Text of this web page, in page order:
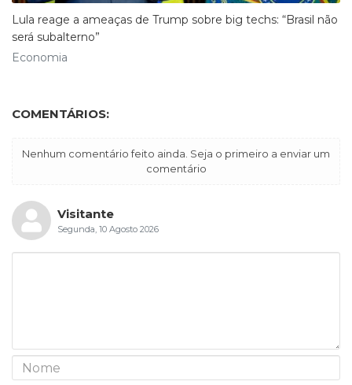
Lula reage a ameaças de Trump sobre big techs: “Brasil não
será subalterno”
Economia
COMENTÁRIOS:
Nenhum comentário feito ainda. Seja o primeiro a enviar um
comentário
Visitante
Segunda, 10 Agosto 2026